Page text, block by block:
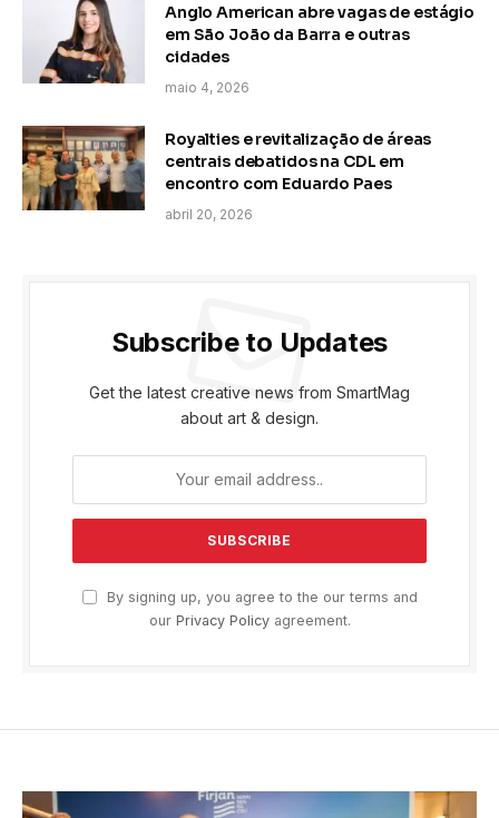
Anglo American abre vagas de estágio
em São João da Barra e outras
cidades
maio 4, 2026
Royalties e revitalização de áreas
centrais debatidos na CDL em
encontro com Eduardo Paes
abril 20, 2026
Subscribe to Updates
Get the latest creative news from SmartMag
about art & design.
By signing up, you agree to the our terms and
our Privacy Policyagreement.